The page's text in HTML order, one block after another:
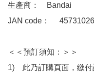
生產商：　Bandai
JAN code：　
＜＜預訂須知：＞＞
1)　此乃訂購頁面，繳